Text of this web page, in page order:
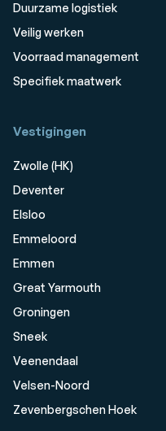
Duurzame logistiek
Veilig werken
Voorraad management
Specifiek maatwerk
Vestigingen
Zwolle (HK)
Deventer
Elsloo
Emmeloord
Emmen
Great Yarmouth
Groningen
Sneek
Veenendaal
Velsen-Noord
Zevenbergschen Hoek